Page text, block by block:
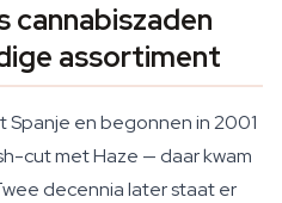
cannabiszaden
assortiment
Spanje en begonnen in 2001
cut met Haze — daar kwam
decennia later staat er